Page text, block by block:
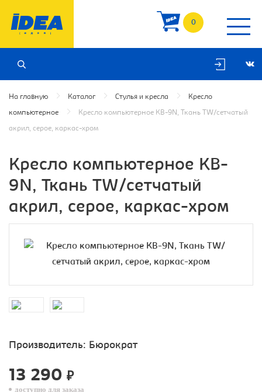
0
На главную Каталог Стулья и кресла Кресло
компьютерное Кресло компьютерное KB-9N, Ткань TW/сетчатый
акрил, серое, каркас-хром
Кресло компьютерное KB-
9N, Ткань TW/сетчатый
акрил, серое, каркас-хром
Производитель: Бюрократ
13 290 ₽
доступно для заказа